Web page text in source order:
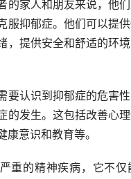
的家人和朋友来说，他
服抑郁症。他们可以提
，提供安全和舒适的环
要认识到抑郁症的危害
的发生。这包括改善心
康意识和教育等。
重的精神疾病，它不